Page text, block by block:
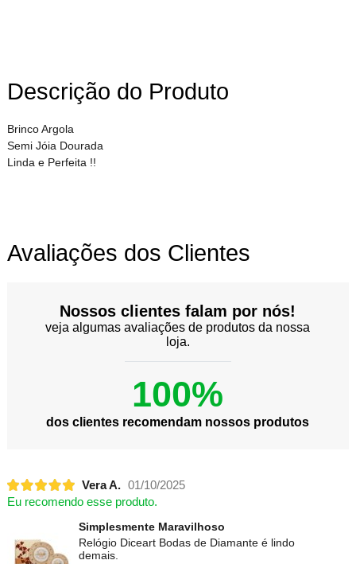
Descrição do Produto
Brinco Argola
Semi Jóia Dourada
Linda e Perfeita !!
Avaliações dos Clientes
Nossos clientes falam por nós!
veja algumas avaliações de produtos da nossa
loja.
100%
dos clientes recomendam nossos produtos
Vera A. 01/10/2025
Eu recomendo esse produto.
Simplesmente Maravilhoso
Relógio Diceart Bodas de Diamante é lindo
demais.